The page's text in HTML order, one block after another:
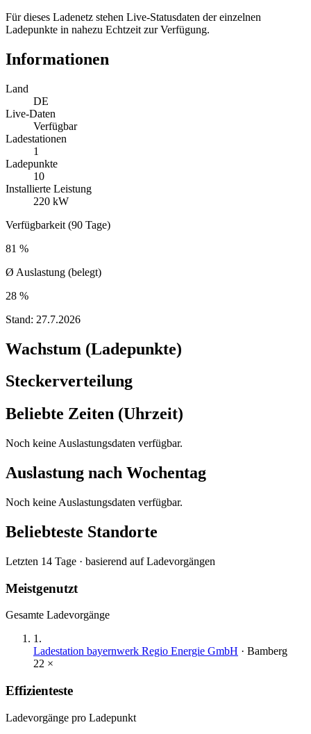
Für dieses Ladenetz stehen Live-Statusdaten der einzelnen
Ladepunkte in nahezu Echtzeit zur Verfügung.
Informationen
Land
DE
Live-Daten
Verfügbar
Ladestationen
1
Ladepunkte
10
Installierte Leistung
220 kW
Verfügbarkeit (90 Tage)
81 %
Ø Auslastung (belegt)
28 %
Stand: 27.7.2026
Wachstum (Ladepunkte)
Steckerverteilung
Beliebte Zeiten (Uhrzeit)
Noch keine Auslastungsdaten verfügbar.
Auslastung nach Wochentag
Noch keine Auslastungsdaten verfügbar.
Beliebteste Standorte
Letzten 14 Tage · basierend auf Ladevorgängen
Meistgenutzt
Gesamte Ladevorgänge
1 .
Ladestation bayernwerk Regio Energie GmbH · Bamberg
22 ×
Effizienteste
Ladevorgänge pro Ladepunkt